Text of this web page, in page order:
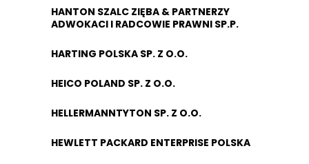
HANTON SZALC ZIĘBA & PARTNERZY
ADWOKACI I RADCOWIE PRAWNI SP.P.
HARTING POLSKA SP. Z O.O.
HEICO POLAND SP. Z O.O.
HELLERMANNTYTON SP. Z O.O.
HEWLETT PACKARD ENTERPRISE POLSKA